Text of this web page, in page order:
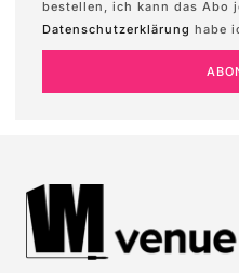
bestellen, ich kann das Abo
Datenschutzerklärung habe